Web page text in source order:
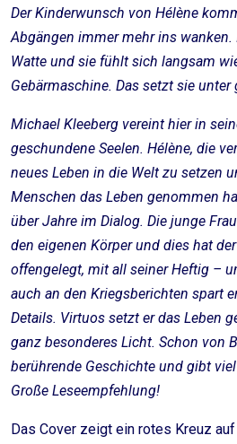
Der Kinderwunsch von Hélène
Abgängen immer mehr ins
Watte und sie fühlt sich langsam
Gebärmaschine. Das setzt sie unter
Michael Kleeberg vereint hier in
geschundene Seelen. Hélène, die
neues Leben in die Welt zu setzen
Menschen das Leben genommen
über Jahre im Dialog. Die junge
den eigenen Körper und dies hat
offengelegt, mit all seiner Heftig –
auch an den Kriegsberichten spart
Details. Virtuos setzt er das Leben
ganz besonderes Licht. Schon von
berührende Geschichte und gibt
Große Leseempfehlung!
Das Cover zeigt ein rotes Kreuz